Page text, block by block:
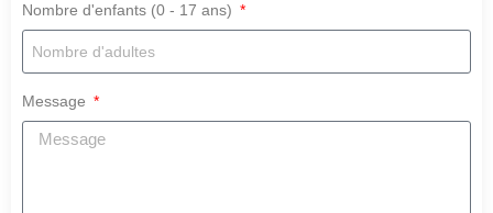
Nombre d'enfants (0 - 17 ans)
Message